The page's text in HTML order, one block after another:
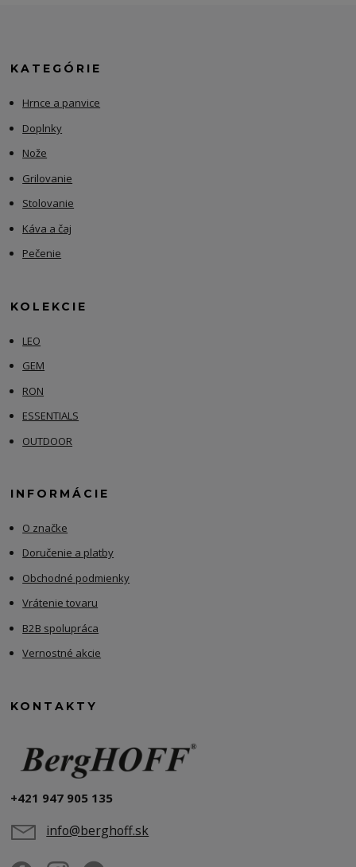
KATEGÓRIE
Hrnce a panvice
Doplnky
Nože
Grilovanie
Stolovanie
Káva a čaj
Pečenie
KOLEKCIE
LEO
GEM
RON
ESSENTIALS
OUTDOOR
INFORMÁCIE
O značke
Doručenie a platby
Obchodné podmienky
Vrátenie tovaru
B2B spolupráca
Vernostné akcie
KONTAKTY
+421 947 905 135
info@berghoff.sk